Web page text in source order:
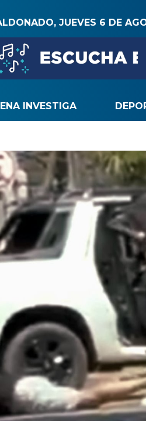
JUEVES 6 DE
INVESTIGA